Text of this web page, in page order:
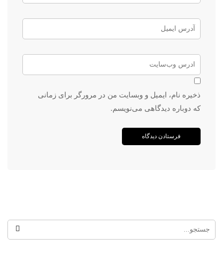
ذخیره نام، ایمیل و وبسایت من در مرورگر برای زمانی
که دوباره دیدگاهی می‌نویسم.